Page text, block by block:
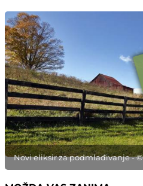
Novi eliksir za podmlađivanje -